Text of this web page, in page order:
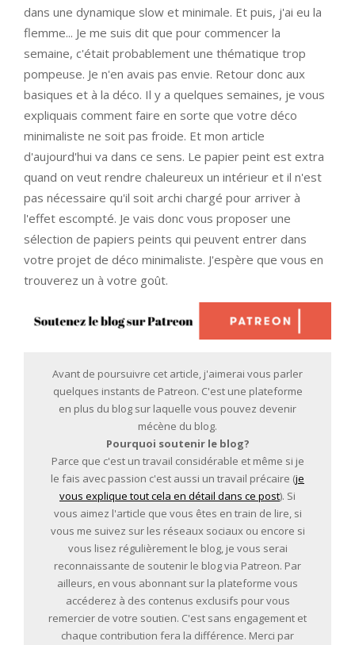
dans une dynamique slow et minimale. Et puis, j'ai eu la
flemme... Je me suis dit que pour commencer la
semaine, c'était probablement une thématique trop
pompeuse. Je n'en avais pas envie. Retour donc aux
basiques et à la déco. Il y a quelques semaines, je vous
expliquais comment faire en sorte que votre déco
minimaliste ne soit pas froide. Et mon article
d'aujourd'hui va dans ce sens. Le papier peint est extra
quand on veut rendre chaleureux un intérieur et il n'est
pas nécessaire qu'il soit archi chargé pour arriver à
l'effet escompté. Je vais donc vous proposer une
sélection de papiers peints qui peuvent entrer dans
votre projet de déco minimaliste. J'espère que vous en
trouverez un à votre goût.
Avant de poursuivre cet article, j'aimerai vous parler
quelques instants de Patreon. C'est une plateforme
en plus du blog sur laquelle vous pouvez devenir
mécène du blog.
Pourquoi soutenir le blog?
Parce que c'est un travail considérable et même si je
le fais avec passion c'est aussi un travail précaire (je
vous explique tout cela en détail dans ce post). Si
vous aimez l'article que vous êtes en train de lire, si
vous me suivez sur les réseaux sociaux ou encore si
vous lisez régulièrement le blog, je vous serai
reconnaissante de soutenir le blog via Patreon. Par
ailleurs, en vous abonnant sur la plateforme vous
accéderez à des contenus exclusifs pour vous
remercier de votre soutien. C'est sans engagement et
chaque contribution fera la différence. Merci par